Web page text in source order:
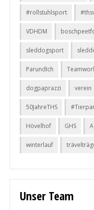
#rollstuhlsport
VDHDM
sleddogsport
ParundIch
dogpaprazzi verein
50JahreTHS
Hövelhof GHS
winterlauf
Unser Team